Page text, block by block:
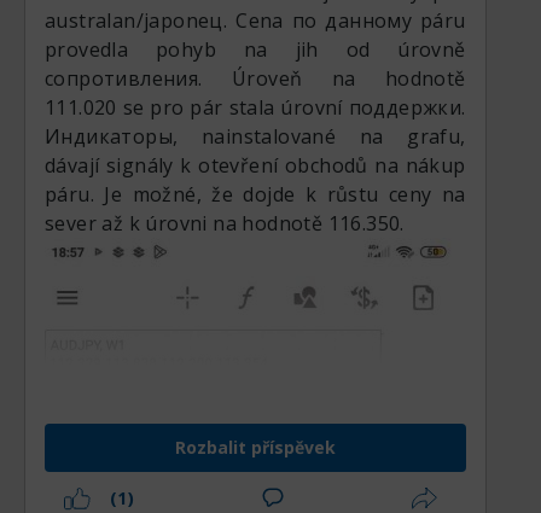
australan/japonец. Cena по данному páru
provedla pohyb na jih od úrovně
сопротивления. Úroveň na hodnotě
111.020 se pro pár stala úrovní поддержки.
Индикаторы, nainstalované na grafu,
dávají signály k otevření obchodů na nákup
páru. Je možné, že dojde k růstu ceny na
sever až k úrovni na hodnotě 116.350.
Rozbalit příspěvek
(1)